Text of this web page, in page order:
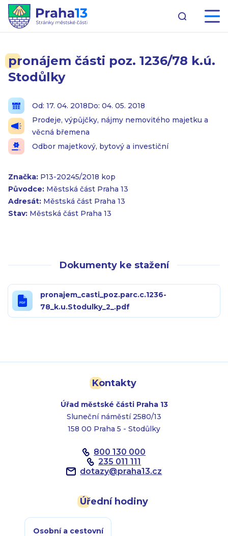
pronájem části poz. 1236/78 k.ú.
Stodůlky
Od: 17. 04. 2018Do: 04. 05. 2018
Prodeje, výpůjčky, nájmy nemovitého majetku a
věcná břemena
Odbor majetkový, bytový a investiční
Značka: P13-20245/2018 kop
Původce: Městská část Praha 13
Adresát: Městská část Praha 13
Stav: Městská část Praha 13
Dokumenty ke stažení
pronajem_casti_poz.parc.c.1236-
78_k.u.Stodulky_2_.pdf
Kontakty
Úřad městské části Praha 13
Sluneční náměstí 2580/13
158 00 Praha 5 - Stodůlky
800 130 000
235 011 111
dotazy@praha13.cz
Úřední hodiny
Osobní a cestovní